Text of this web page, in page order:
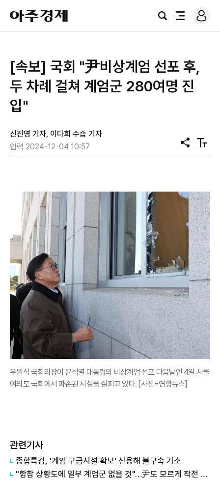
아
주
경
검
전
로
그
[속보] 국회 "尹비상계엄 선포 후,
두 차례 걸쳐 계엄군 280여명 진
입"
신진영 기자, 이다희 수습 기자
입력 2024-12-04 10:57
공
유
텍
스
우원식 국회의장이 윤석열 대통령의 비상계엄 선포 다음날인 4일 서울
여의도 국회에서 파손된 시설을 살피고 있다. [사진=연합뉴스]
관련기사
종합특검, '계엄 구금시설 확보' 신용해 불구속 기소
"합참 상황도에 일부 계엄군 없을 것"…尹도 모르게 작전 실행됐나